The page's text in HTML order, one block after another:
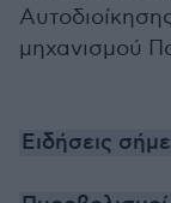
μηχανισμού
Ειδήσεις